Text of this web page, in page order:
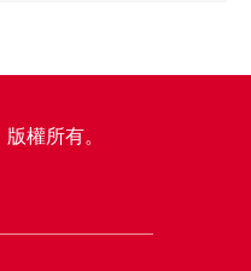
版權所有。